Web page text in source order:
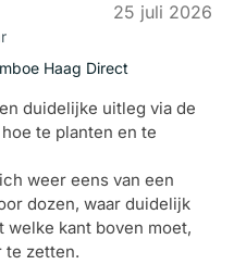
25 juli 2026
Haag Direct
duidelijke uitleg via de
te planten en te
weer eens van een
dozen, waar duidelijk
welke kant boven moet,
te zetten.